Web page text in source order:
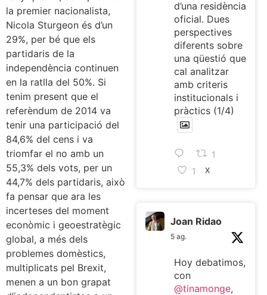
la premier nacionalista,
Nicola Sturgeon és d’un
29%, per bé que els
partidaris de la
independència continuen
en la ratlla del 50%. Si
tenim present que el
referèndum de 2014 va
tenir una participació del
84,6% del cens i va
triomfar el no amb un
55,3% dels vots, per un
44,7% dels partidaris, això
fa pensar que ara les
incerteses del moment
econòmic i geoestratègic
global, a més dels
problemes domèstics,
multiplicats pel Brexit,
menen a un bon grapat
d’una residència
oficial. Dues
perspectives
diferents sobre
una qüestió que
cal analitzar
amb criteris
institucionals i
pràctics (1/4)
1
1
X
Joan Ridao
5 ag.
Hoy debatimos,
con
@tinamonge,